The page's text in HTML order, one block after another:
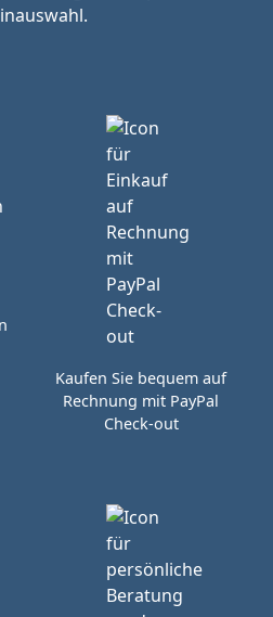
Kaufen Sie bequem auf
Rechnung mit PayPal
Check-out